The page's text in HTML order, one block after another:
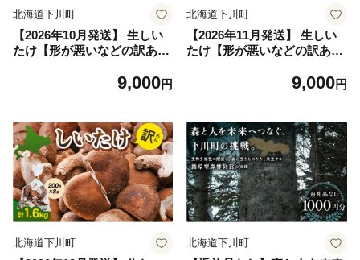
北海道下川町
【2026年10月発送】 生しい
たけ【形が悪いなどの訳あり
9,000円
北海道下川町
【2026年11月発送】 生しい
たけ【形が悪いなどの訳あり
9,000円
北海道下川町 北海道下川町